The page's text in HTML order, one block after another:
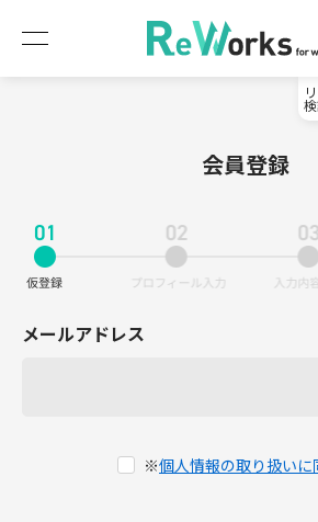
会員登録
メールアドレス
※個人情報の取り扱いに